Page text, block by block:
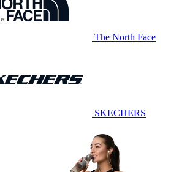
The North Face
SKECHERS